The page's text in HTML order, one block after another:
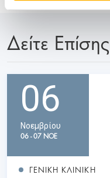
Δείτε Επίσης
06
Νοεμβρίου
06 - 07 ΝΟΕ
ΓΕΝΙΚΗ ΚΛΙΝΙΚΗ